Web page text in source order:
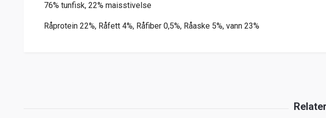
76% tunfisk, 22% maisstivelse
Råprotein 22%, Råfett 4%, Råfiber 0,5%, Råaske 5%, vann 23%